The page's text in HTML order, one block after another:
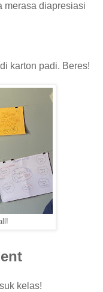
merasa diapresiasi
karton padi. Beres!
kelas!